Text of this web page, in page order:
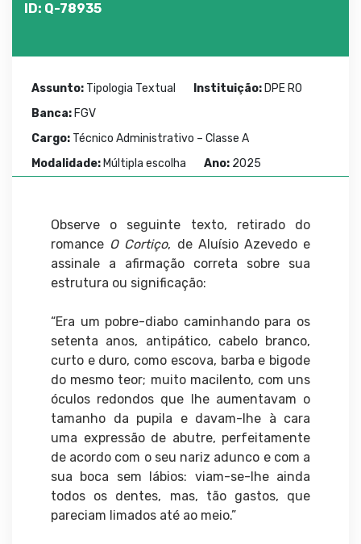
ID: Q-78935
Assunto: Tipologia Textual Instituição: DPE RO
Banca: FGV
Cargo: Técnico Administrativo – Classe A
Modalidade: Múltipla escolha Ano: 2025
Observe o seguinte texto, retirado do
romance O Cortiço, de Aluísio Azevedo e
assinale a afirmação correta sobre sua
estrutura ou significação:
“Era um pobre-diabo caminhando para os
setenta anos, antipático, cabelo branco,
curto e duro, como escova, barba e bigode
do mesmo teor; muito macilento, com uns
óculos redondos que lhe aumentavam o
tamanho da pupila e davam-lhe à cara
uma expressão de abutre, perfeitamente
de acordo com o seu nariz adunco e com a
sua boca sem lábios: viam-se-lhe ainda
todos os dentes, mas, tão gastos, que
pareciam limados até ao meio.”